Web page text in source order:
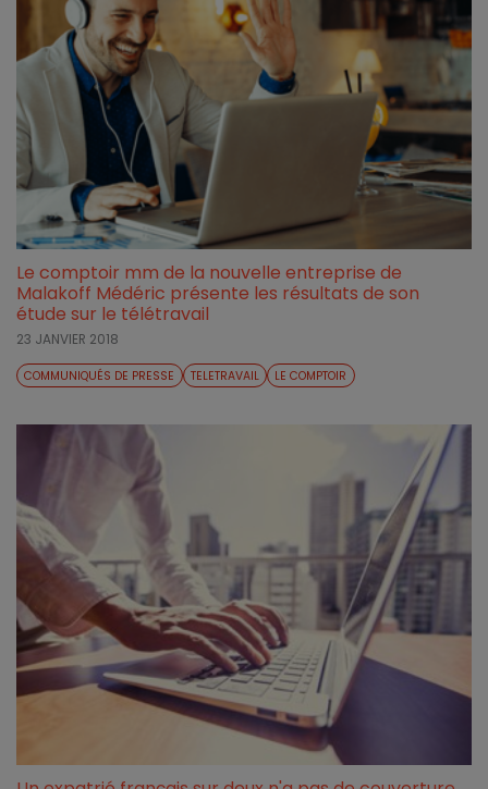
Le comptoir mm de la nouvelle entreprise de
Malakoff Médéric présente les résultats de son
étude sur le télétravail
23 JANVIER 2018
COMMUNIQUÉS DE PRESSE TELETRAVAIL LE COMPTOIR